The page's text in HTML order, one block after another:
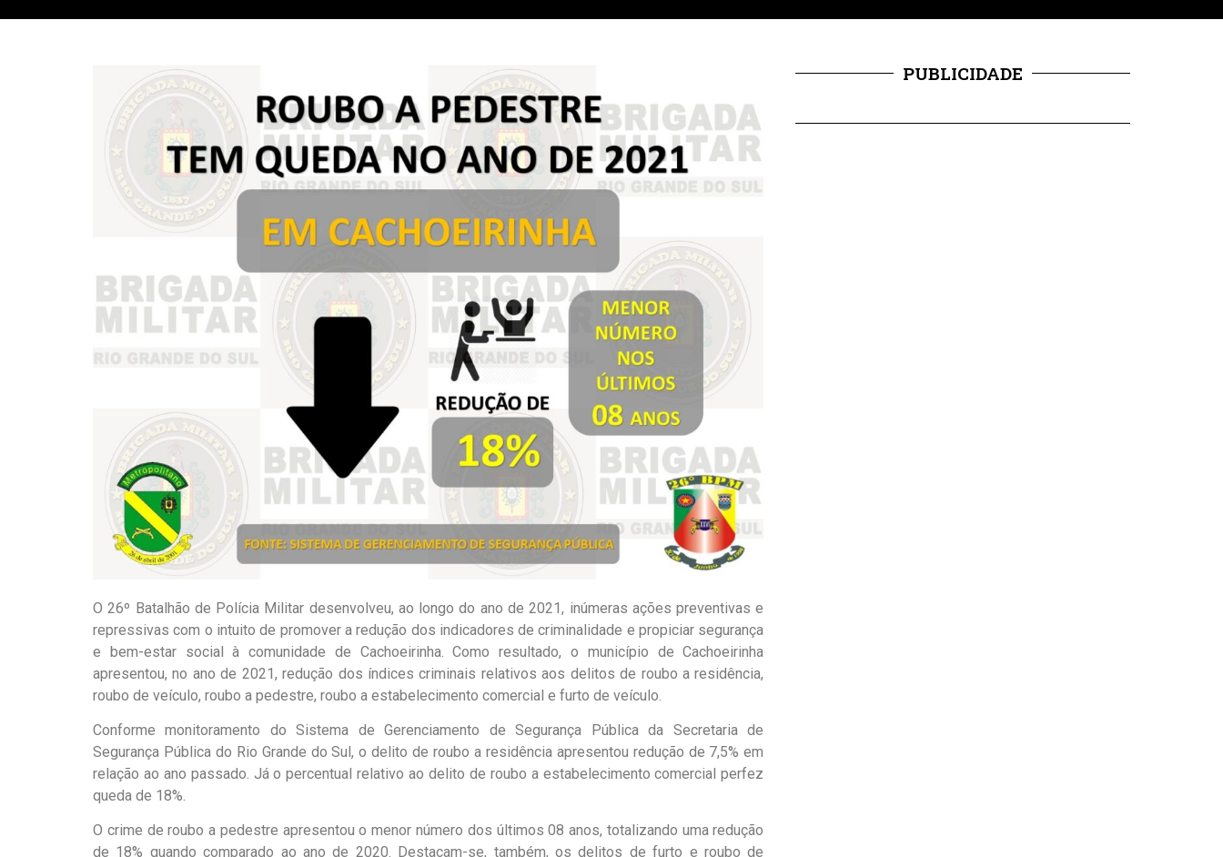
O 26º Batalhão de Polícia Militar desenvolveu, ao longo do ano de 2021, inúmeras ações preventivas e
repressivas com o intuito de promover a redução dos indicadores de criminalidade e propiciar segurança
e bem-estar social à comunidade de Cachoeirinha. Como resultado, o município de Cachoeirinha
apresentou, no ano de 2021, redução dos índices criminais relativos aos delitos de roubo a residência,
roubo de veículo, roubo a pedestre, roubo a estabelecimento comercial e furto de veículo.
Conforme monitoramento do Sistema de Gerenciamento de Segurança Pública da Secretaria de
Segurança Pública do Rio Grande do Sul, o delito de roubo a residência apresentou redução de 7,5% em
relação ao ano passado. Já o percentual relativo ao delito de roubo a estabelecimento comercial perfez
queda de 18%.
O crime de roubo a pedestre apresentou o menor número dos últimos 08 anos, totalizando uma redução
de 18% quando comparado ao ano de 2020. Destacam-se, também, os delitos de furto e roubo de
PUBLICIDADE